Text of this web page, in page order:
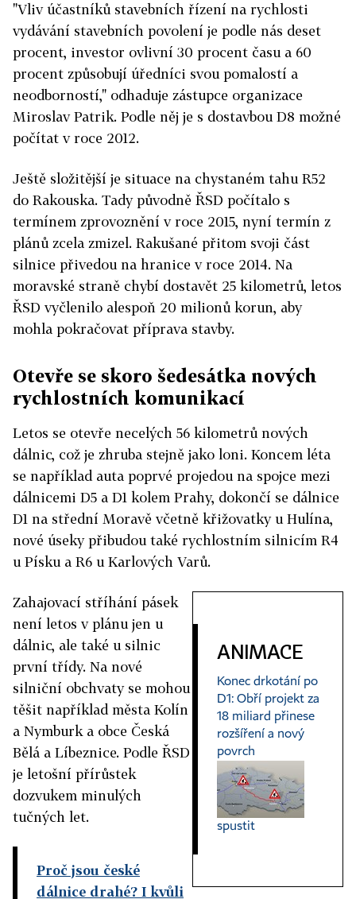
"Vliv účastníků stavebních řízení na rychlosti
vydávání stavebních povolení je podle nás deset
procent, investor ovlivní 30 procent času a 60
procent způsobují úředníci svou pomalostí a
neodborností," odhaduje zástupce organizace
Miroslav Patrik. Podle něj je s dostavbou D8 možné
počítat v roce 2012.
Ještě složitější je situace na chystaném tahu R52
do Rakouska. Tady původně ŘSD počítalo s
termínem zprovoznění v roce 2015, nyní termín z
plánů zcela zmizel. Rakušané přitom svoji část
silnice přivedou na hranice v roce 2014. Na
moravské straně chybí dostavět 25 kilometrů, letos
ŘSD vyčlenilo alespoň 20 milionů korun, aby
mohla pokračovat příprava stavby.
Otevře se skoro šedesátka nových
rychlostních komunikací
Letos se otevře necelých 56 kilometrů nových
dálnic, což je zhruba stejně jako loni. Koncem léta
se například auta poprvé projedou na spojce mezi
dálnicemi D5 a D1 kolem Prahy, dokončí se dálnice
D1 na střední Moravě včetně křižovatky u Hulína,
nové úseky přibudou také rychlostním silnicím R4
u Písku a R6 u Karlových Varů.
ANIMACE
Konec drkotání po
D1: Obří projekt za
18 miliard přinese
rozšíření a nový
povrch
spustit
Zahajovací stříhání pásek
není letos v plánu jen u
dálnic, ale také u silnic
první třídy. Na nové
silniční obchvaty se mohou
těšit například města Kolín
a Nymburk a obce Česká
Bělá a Líbeznice. Podle ŘSD
je letošní přírůstek
dozvukem minulých
tučných let.
Proč jsou české
dálnice drahé? I kvůli